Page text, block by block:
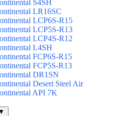
S4SH
LR16SC
LCP6S-R15
LCP5S-R13
LCP4S-R12
L4SH
FCP6S-R15
FCP5S-R13
DR1SN
Desert Steel Air
API 7K